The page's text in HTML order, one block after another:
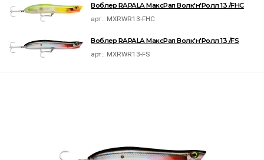
Воблер RAPALA МаксРап Волк'н'Ролл 13 /FHC
арт.: MXRWR13-FHC
Воблер RAPALA МаксРап Волк'н'Ролл 13 /FS
арт.: MXRWR13-FS